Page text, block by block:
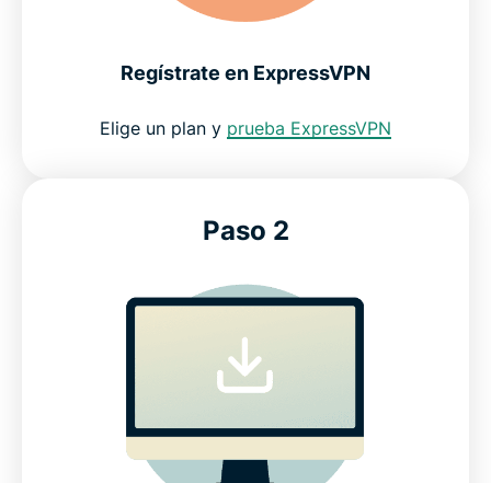
Regístrate en ExpressVPN
Elige un plan y prueba ExpressVPN
Paso 2